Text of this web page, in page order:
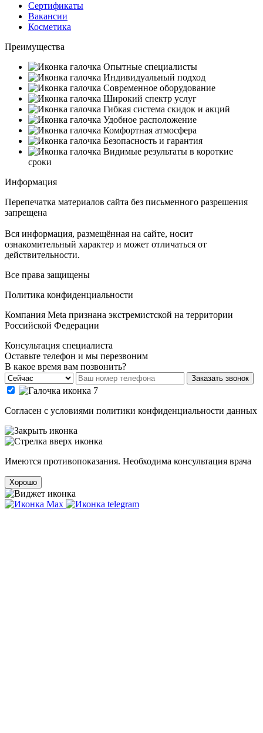
Сертификаты
Вакансии
Косметика
Преимущества
Опытные специалисты
Индивидуальный подход
Современное оборудование
Широкий спектр услуг
Гибкая система скидок и акций
Удобное расположение
Комфортная атмосфера
Безопасность и гарантия
Видимые результаты в короткие
сроки
Информация
Перепечатка материалов сайта без письменного разрешения
запрещена
Вся информация, размещённая на сайте, носит
ознакомительный характер и может отличаться от
действительности.
Все права защищены
Политика конфиденциальности
Компания Meta признана экстремистской на территории
Российской Федерации
Консультация специалиста
Оставьте телефон и мы перезвоним
В какое время вам позвонить?
Заказать звонок
Cогласен с условиями политики конфиденциальности данных
Имеются противопоказания. Необходима консультация врача
Хорошо